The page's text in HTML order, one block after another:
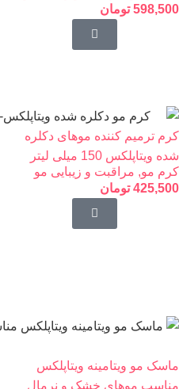
598,500 تومان
کرم ترمیم کننده موهای دکلره
شده ویتاپلکس 150 میلی لیتر
کرم مو, مراقبت و زیبایی مو
425,500 تومان
ماسک مو ویتامینه ویتاپلکس
مناسب موهای خشک و نرمال